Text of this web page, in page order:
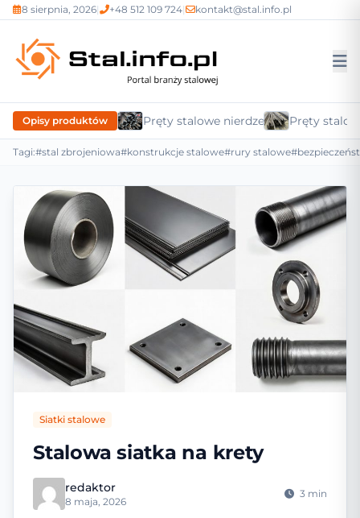
8 sierpnia, 2026| +48 512 109 724| kontakt@stal.info.pl
Opisy produktów Pręty stalowe nierdzewnePręty
Tagi:#stal zbrojeniowa#konstrukcje stalowe#rury stalowe
Siatki stalowe
Stalowa siatka na krety
redaktor
8 maja, 2026
3 min